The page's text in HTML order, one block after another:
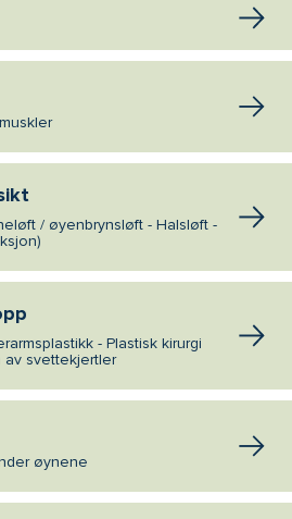
/ øyenbrynsløft - Halsløft -
- Plastisk kirurgi
av svettekjertler
øynene